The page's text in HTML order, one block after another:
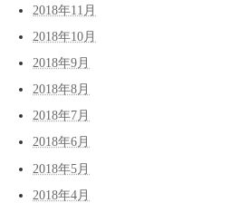
2018年11月
2018年10月
2018年9月
2018年8月
2018年7月
2018年6月
2018年5月
2018年4月